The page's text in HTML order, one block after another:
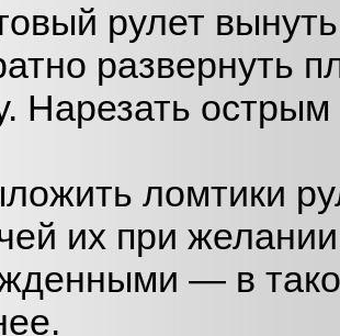
рулет
развернуть
Нарезать
ломтики
их при
— в